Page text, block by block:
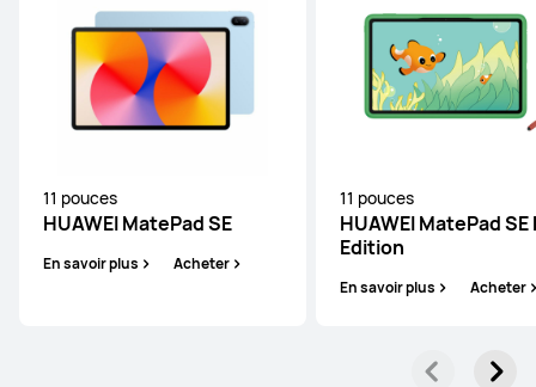
11 pouces
HUAWEI MatePad SE
En savoir plus Acheter
11 pouces
HUAWEI MatePad SE
Edition
En savoir plus Acheter
Série HUAWEI MatePad SE
HUAWEI MatePad SE